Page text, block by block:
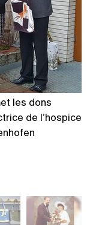
les dons
de l’hospice